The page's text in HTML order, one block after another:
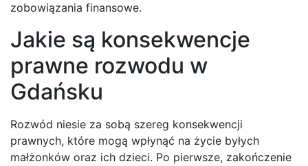
zobowiązania finansowe.
Jakie są konsekwencje
prawne rozwodu w
Gdańsku
Rozwód niesie za sobą szereg konsekwencji
prawnych, które mogą wpłynąć na życie byłych
małżonków oraz ich dzieci. Po pierwsze, zakończenie